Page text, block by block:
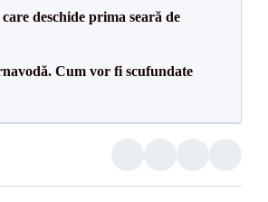
deschide prima seară de
Cum vor fi scufundate